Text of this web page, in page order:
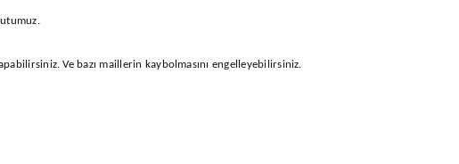
Ve bazı maillerin kaybolmasını engelleyebilirsiniz.